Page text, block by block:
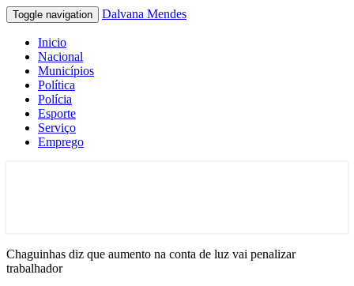
Toggle navigation Dalvana Mendes
Inicio
Nacional
Municípios
Política
Polícia
Esporte
Serviço
Emprego
Chaguinhas diz que aumento na conta de luz vai penalizar
trabalhador